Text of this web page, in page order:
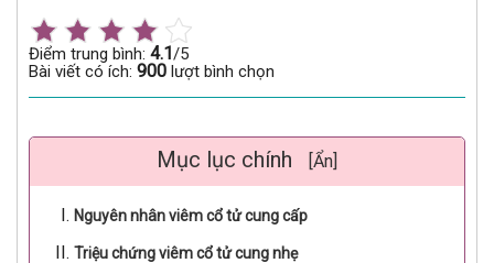
Điểm trung bình: 4.1/5
Bài viết có ích: 900 lượt bình chọn
Mục lục chính [Ẩn]
Nguyên nhân viêm cổ tử cung cấp
Triệu chứng viêm cổ tử cung nhẹ